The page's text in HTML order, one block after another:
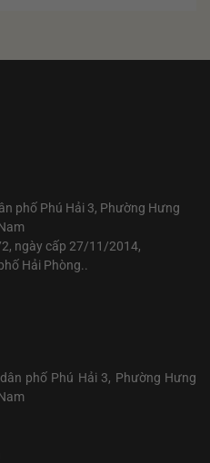
phố Phú Hải 3, Phường Hưng
ngày cấp 27/11/2014,
Hải Phòng..
phố Phú Hải 3, Phường Hưng